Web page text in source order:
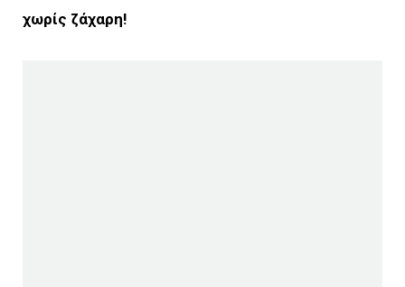
χωρίς ζάχαρη!